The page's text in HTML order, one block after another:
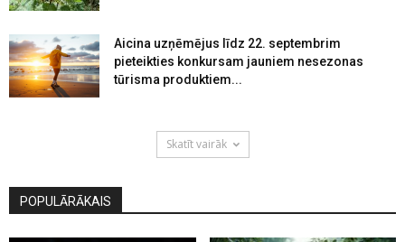
Aicina uzņēmējus līdz 22. septembrim
pieteikties konkursam jauniem nesezonas
tūrisma produktiem...
Skatīt vairāk
POPULĀRĀKAIS